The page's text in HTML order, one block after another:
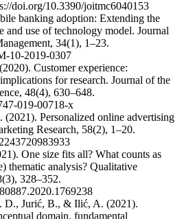
doi.org/10.3390/joitmc6040153
banking adoption: Extending the
and use of technology model. Journal
34(1), 1–23.
10-2019-0307
Customer experience:
for research. Journal of the
48(4), 630–648.
019-00718-x
Personalized online advertising
Research, 58(2), 1–20.
One size fits all? What counts as
thematic analysis? Qualitative
328–352.
D., Jurić, B., & Ilić, A. (2021).
domain, fundamental